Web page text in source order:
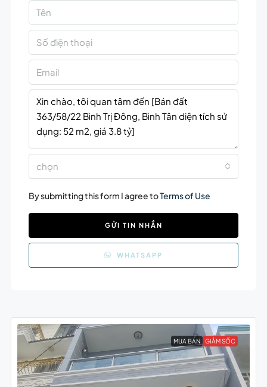
chọn
By submitting this form I agree toTerms of Use
GỬI TIN NHẮN
WHATSAPP
MUA BÁN GIẢM SỐC